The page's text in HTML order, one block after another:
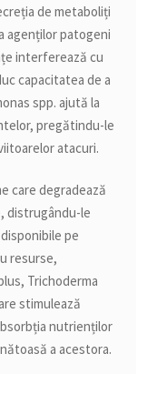
de metaboliți
agenților patogeni
interferează cu
capacitatea de a
spp. ajută la
pregătindu-le
atacuri.
care degradează
distrugându-le
pe
resurse,
Trichoderma
stimulează
nutrienților
a acestora.